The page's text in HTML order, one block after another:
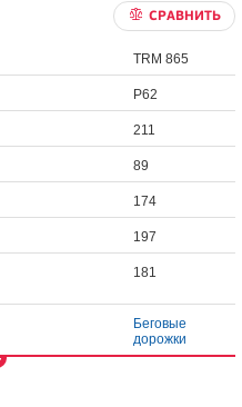
СРАВНИТЬ
TRM 865
P62
211
89
174
197
181
Беговые
дорожки